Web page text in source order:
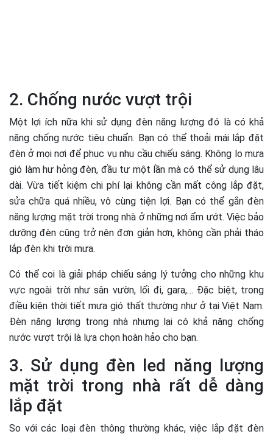
2. Chống nước vượt trội
Một lợi ích nữa khi sử dụng đèn năng lượng đó là có khả
năng chống nước tiêu chuẩn. Bạn có thể thoải mái lắp đặt
đèn ở mọi nơi để phục vụ nhu cầu chiếu sáng. Không lo mưa
gió làm hư hỏng đèn, đầu tư một lần mà có thể sử dụng lâu
dài. Vừa tiết kiệm chi phí lại không cần mất công lắp đặt,
sửa chữa quá nhiều, vô cùng tiện lợi. Bạn có thể gắn đèn
năng lượng mặt trời trong nhà ở những nơi ẩm ướt. Việc bảo
dưỡng đèn cũng trở nên đơn giản hơn, không cần phải tháo
lắp đèn khi trời mưa.
Có thể coi là giải pháp chiếu sáng lý tưởng cho những khu
vực ngoài trời như sân vườn, lối đi, gara,… Đặc biệt, trong
điều kiện thời tiết mưa gió thất thường như ở tại Việt Nam.
Đèn năng lượng trong nhà nhưng lại có khả năng chống
nước vượt trội là lựa chọn hoàn hảo cho bạn.
3. Sử dụng đèn led năng lượng
mặt trời trong nhà rất dễ dàng
lắp đặt
So với các loại đèn thông thường khác, việc lắp đặt đèn